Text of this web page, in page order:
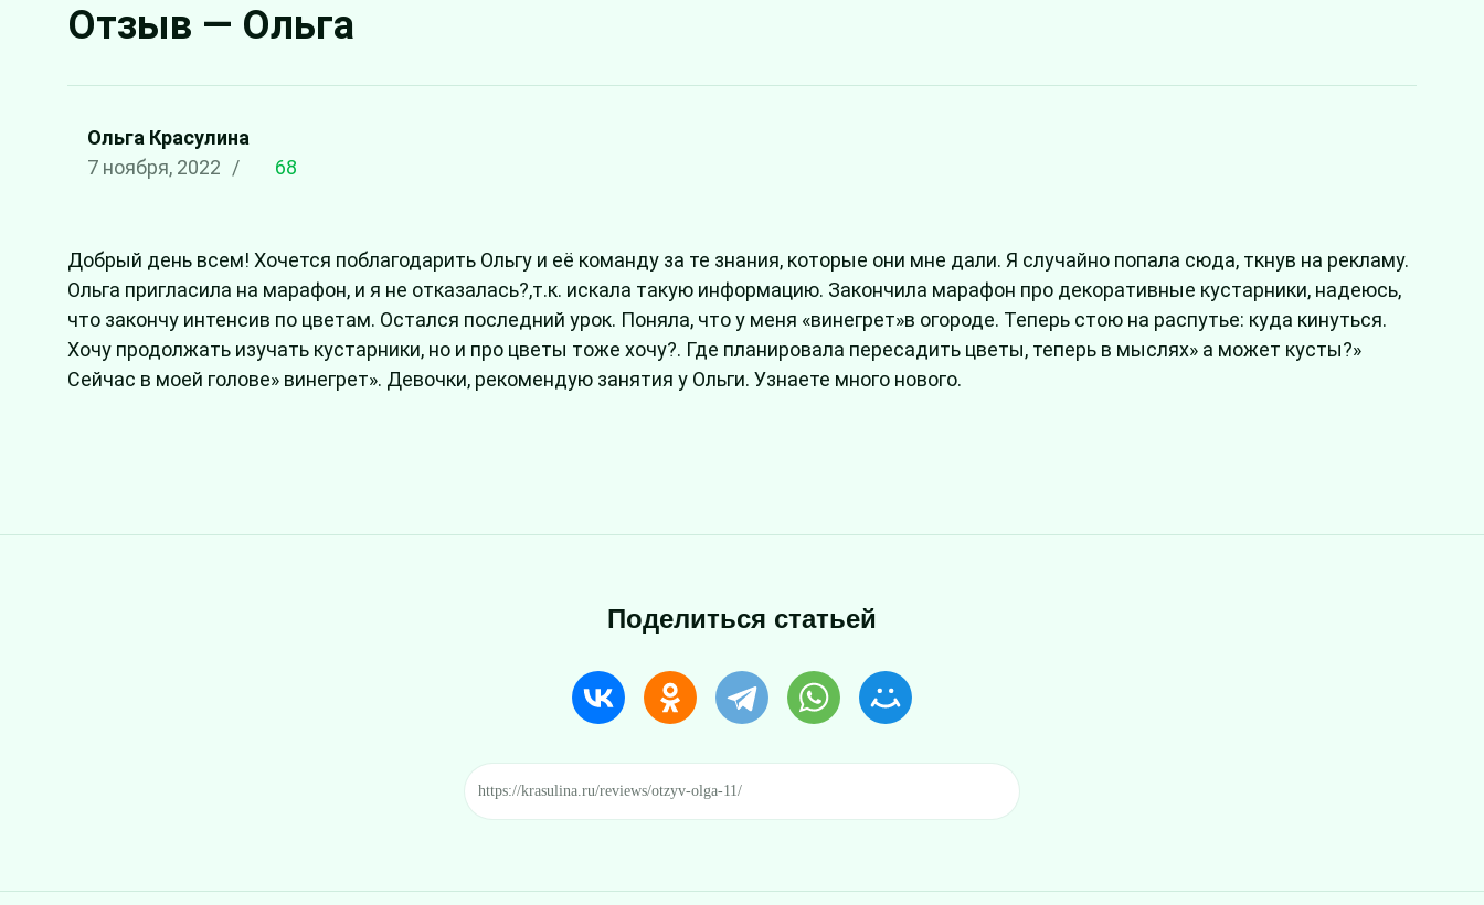
Отзыв — Ольга
Ольга Красулина
7 ноября, 2022 / 68
Добрый день всем! Хочется поблагодарить Ольгу и её команду за те знания, которые они мне дали. Я случайно попала сюда, ткнув на рекламу.
Ольга пригласила на марафон, и я не отказалась?,т.к. искала такую информацию. Закончила марафон про декоративные кустарники, надеюсь,
что закончу интенсив по цветам. Остался последний урок. Поняла, что у меня «винегрет»в огороде. Теперь стою на распутье: куда кинуться.
Хочу продолжать изучать кустарники, но и про цветы тоже хочу?. Где планировала пересадить цветы, теперь в мыслях» а может кусты?»
Сейчас в моей голове» винегрет». Девочки, рекомендую занятия у Ольги. Узнаете много нового.
Поделиться статьей